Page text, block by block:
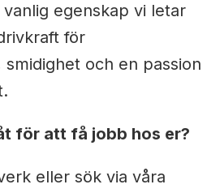
egenskap vi letar
för
och en passion
för att få jobb hos er?
eller sök via våra